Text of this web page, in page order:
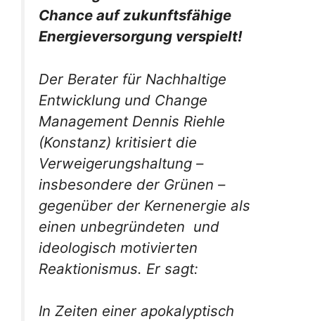
Chance auf zukunftsfähige
Energieversorgung verspielt!
Der Berater für Nachhaltige
Entwicklung und Change
Management Dennis Riehle
(Konstanz) kritisiert die
Verweigerungshaltung –
insbesondere der Grünen –
gegenüber der Kernenergie als
einen unbegründeten und
ideologisch motivierten
Reaktionismus. Er sagt:
In Zeiten einer apokalyptisch